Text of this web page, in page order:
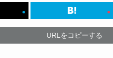
URLをコピーする